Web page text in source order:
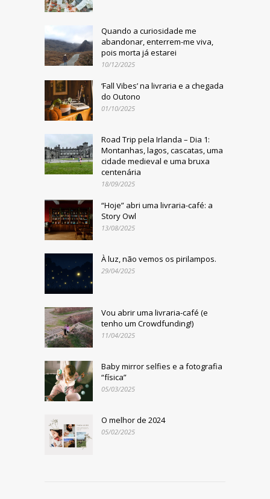
Quando a curiosidade me
abandonar, enterrem-me viva,
pois morta já estarei
10/12/2025
‘Fall Vibes’ na livraria e a chegada
do Outono
01/10/2025
Road Trip pela Irlanda – Dia 1:
Montanhas, lagos, cascatas, uma
cidade medieval e uma bruxa
centenária
18/09/2025
“Hoje” abri uma livraria-café: a
Story Owl
13/08/2025
À luz, não vemos os pirilampos.
29/04/2025
Vou abrir uma livraria-café (e
tenho um Crowdfunding!)
11/04/2025
Baby mirror selfies e a fotografia
“física”
05/03/2025
O melhor de 2024
05/02/2025